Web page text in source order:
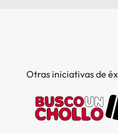
Otras iniciativas de